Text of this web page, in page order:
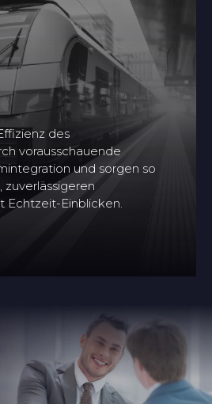
des
vorausschauende
und sorgen so
zuverlässigeren
Echtzeit-Einblicken.